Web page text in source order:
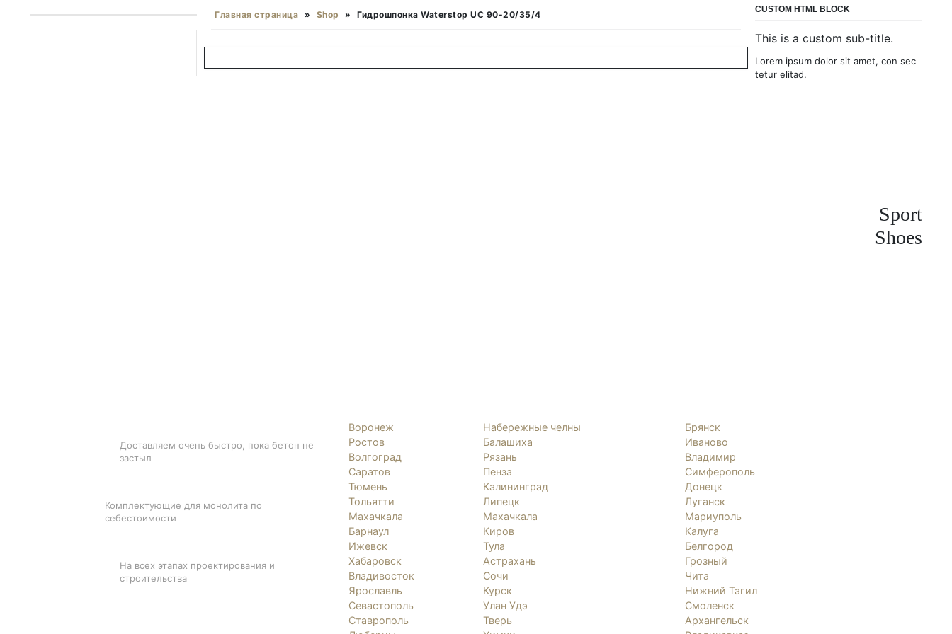
Главная страница » Shop » Гидрошпонка Waterstop UC 90-20/35/4 CUSTOM HTML BLOCK
This is a custom sub-title.
Lorem ipsum dolor sit amet, con sec
tetur elitad.
Sport
Shoes
Доставляем очень быстро, пока бетон не
застыл
Комплектующие для монолита по
себестоимости
На всех этапах проектирования и
строительства
Воронеж
Ростов
Волгоград
Саратов
Тюмень
Тольятти
Махачкала
Барнаул
Ижевск
Хабаровск
Владивосток
Ярославль
Севастополь
Ставрополь
Набережные челны
Балашиха
Рязань
Пенза
Калининград
Липецк
Махачкала
Киров
Тула
Астрахань
Сочи
Курск
Улан Удэ
Тверь
Брянск
Иваново
Владимир
Симферополь
Донецк
Луганск
Мариуполь
Калуга
Белгород
Грозный
Чита
Нижний Тагил
Смоленск
Архангельск